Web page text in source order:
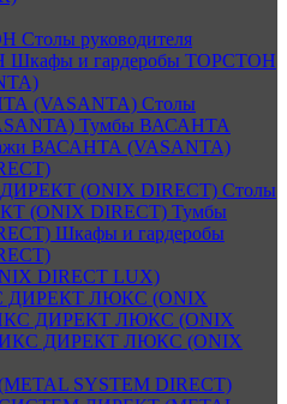
Столы руководителя
Шкафы и гардеробы ТОРСТОН
(VASANTA) Столы
Тумбы ВАСАНТА
ВАСАНТА (VASANTA)
(ONIX DIRECT) Столы
(ONIX DIRECT) Тумбы
Шкафы и гардеробы
DIRECT LUX)
ДИРЕКТ ЛЮКС (ONIX
ДИРЕКТ ЛЮКС (ONIX
ДИРЕКТ ЛЮКС (ONIX
SYSTEM DIRECT)